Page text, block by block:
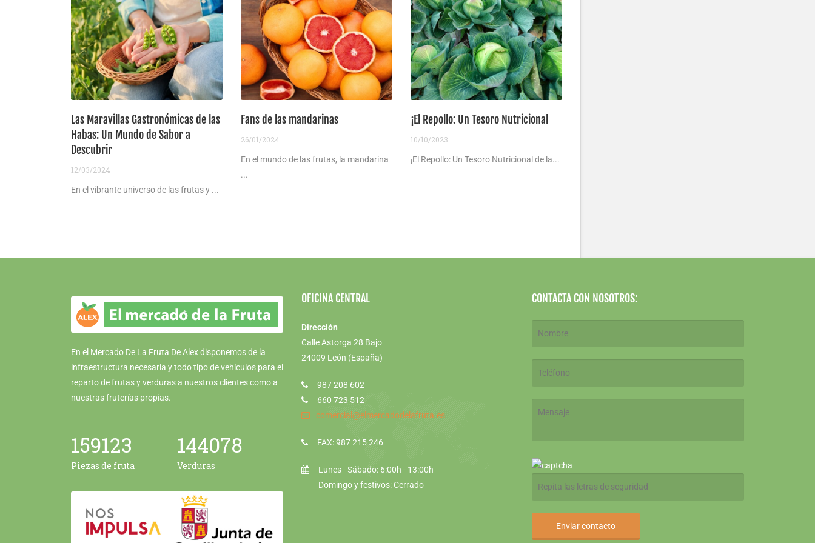
Las Maravillas Gastronómicas de las
Habas: Un Mundo de Sabor a
Descubrir
12/03/2024
En el vibrante universo de las frutas y ...
Fans de las mandarinas
26/01/2024
En el mundo de las frutas, la mandarina
...
¡El Repollo: Un Tesoro Nutricional
10/10/2023
¡El Repollo: Un Tesoro Nutricional de la...
En el Mercado De La Fruta De Alex disponemos de la
infraestructura necesaria y todo tipo de vehículos para el
reparto de frutas y verduras a nuestros clientes como a
nuestras fruterías propias.
159123
Piezas de fruta
144078
Verduras
OFICINA CENTRAL
Dirección
Calle Astorga 28 Bajo
24009 León (España)
987 208 602
660 723 512
comercial@elmercadodelafruta.es
FAX: 987 215 246
Lunes - Sábado: 6:00h - 13:00h
Domingo y festivos: Cerrado
CONTACTA CON NOSOTROS: